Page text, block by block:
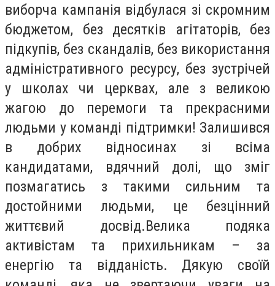
виборча кампанія відбулася зі скромним
бюджетом, без десятків агітаторів, без
підкупів, без скандалів, без використання
адміністративного ресурсу, без зустрічей
у школах чи церквах, але з великою
жагою до перемоги та прекрасними
людьми у команді підтримки! Залишився
в добрих відносинах зі всіма
кандидатами, вдячний долі, що зміг
позмагатись з такими сильним та
достойними людьми, це безцінний
життєвий досвід.Велика подяка
активістам та прихильникам – за
енергію та відданість. Дякую своїй